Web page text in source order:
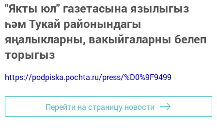
"Якты юл" газетасына язылыгыз
һәм Тукай районындагы
яңалыкларны, вакыйгаларны белеп
торыгыз
https://podpiska.pochta.ru/press/%D0%9F9499
Перейти на страницу новости